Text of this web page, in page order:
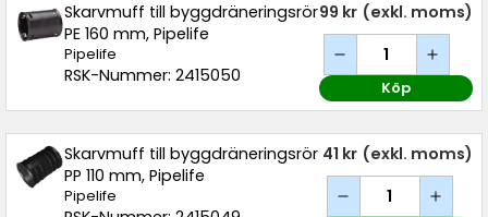
Skarvmuff till byggdräneringsrör
PE 160 mm, Pipelife
Pipelife
RSK-Nummer: 2415050
99 kr (exkl. moms)
Köp
Skarvmuff till byggdräneringsrör
PP 110 mm, Pipelife
Pipelife
41 kr (exkl. moms)